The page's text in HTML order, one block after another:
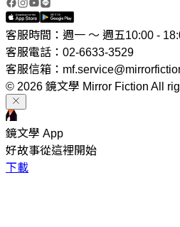
客服時間：週一 ～ 週五10:00 -
客服電話：02-6633-3529
客服信箱：
© 2026 鏡文學 Mirror Fiction All
鏡文學 App
好故事從這裡開始
下載